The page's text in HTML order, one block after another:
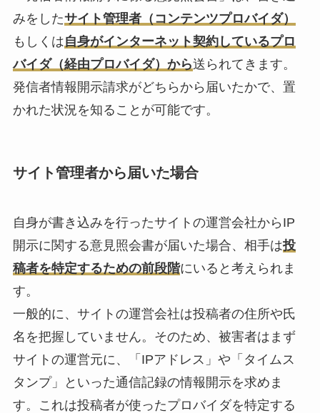
みをしたサイト管理者（コンテンツプロバイダ）
もしくは自身がインターネット契約しているプロ
バイダ（経由プロバイダ）から送られてきます。
発信者情報開示請求がどちらから届いたかで、置
かれた状況を知ることが可能です。
サイト管理者から届いた場合
自身が書き込みを行ったサイトの運営会社からIP
開示に関する意見照会書が届いた場合、相手は投
稿者を特定するための前段階にいると考えられま
す。
一般的に、サイトの運営会社は投稿者の住所や氏
名を把握していません。そのため、被害者はまず
サイトの運営元に、「IPアドレス」や「タイムス
タンプ」といった通信記録の情報開示を求めま
す。これは投稿者が使ったプロバイダを特定する